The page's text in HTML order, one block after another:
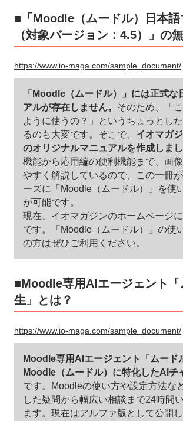
■「Moodle（ムードル）日本語
（対象バージョン：4.5）」の
https://www.io-maga.com/sample_document/
「Moodle（ムードル）」には正式な
アルが存在しません。 そのため、「
ように使うの？」というちょっとし
るのも大変です。そこで、 イオマガ
のオリジナルマニュアルを作成しまし
機能から応用編の便利機能まで、画
やすく解説しているので、この一冊
ーズに「Moodle（ムードル）」を使
が可能です。
現在、イオマガジンのホームページ
です。「Moodle（ムードル）」の使
の方はぜひご利用ください。
■Moodle専用AIエージェント「
生」とは？
https://www.io-maga.com/sample_document/
Moodle専用AIエージェント「ムード
Moodle（ムードル）に特化したAIチ
です。Moodleの使い方や設定方法な
した疑問から幅広い相談まで24時間
ます。現在はアルファ版として公開